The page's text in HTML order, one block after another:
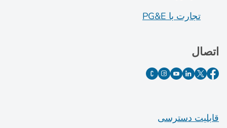
تجارت با PG&E
اتصال
قابلیت دسترسی